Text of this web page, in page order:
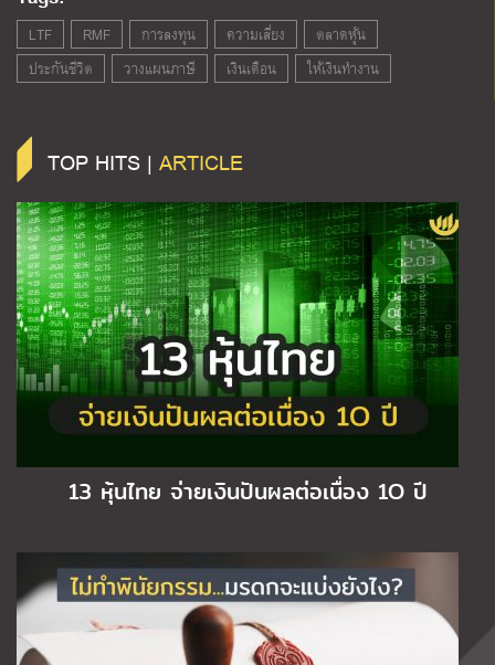
LTF RMF การลงทุน ความเสี่ยง
ตลาดหุ้น
ประกันชีวิต
วางแผนภาษี เงินเดือน ให้เงินทำงาน
TOP HITS | ARTICLE
13 หุ้นไทย จ่ายเงินปันผลต่อเนื่อง 1O ปี